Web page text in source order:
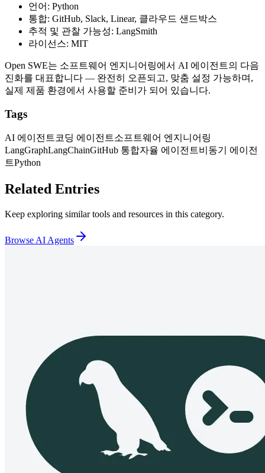
언어: Python
통합: GitHub, Slack, Linear, 클라우드 샌드박스
추적 및 관찰 가능성: LangSmith
라이선스: MIT
Open SWE는 소프트웨어 엔지니어링에서 AI 에이전트의 다음
진화를 대표합니다 — 완전히 오픈되고, 맞춤 설정 가능하며,
실제 제품 환경에서 사용할 준비가 되어 있습니다.
Tags
AI 에이전트 코딩 에이전트소프트웨어 엔지니어링
LangGraphLangChainGitHub 통합자율 에이전트비동기 에이전
트Python
Related Entries
Keep exploring similar tools and resources in this category.
Browse AI Agents